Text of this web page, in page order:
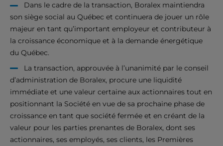
Dans le cadre de la transaction, Boralex maintiendra
son siège social au Québec et continuera de jouer un rôle
majeur en tant qu’important employeur et contributeur à
la croissance économique et à la demande énergétique
du Québec.
La transaction, approuvée à l’unanimité par le conseil
d’administration de Boralex, procure une liquidité
immédiate et une valeur certaine aux actionnaires tout en
positionnant la Société en vue de sa prochaine phase de
croissance en tant que société fermée et en créant de la
valeur pour les parties prenantes de Boralex, dont ses
actionnaires, ses employés, ses clients, les Premières